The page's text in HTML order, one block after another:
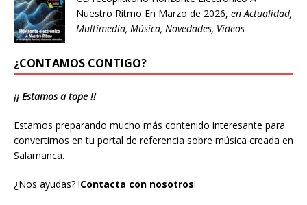
Nuestro Ritmo En Marzo de 2026, enActualidad,
Multimedia, Música, Novedades, Videos
¿CONTAMOS CONTIGO?
¡¡ Estamos a tope !!
Estamos preparando mucho más contenido interesante para
convertirnos en tu portal de referencia sobre música creada en
Salamanca.
¿Nos ayudas? !Contacta con nosotros!